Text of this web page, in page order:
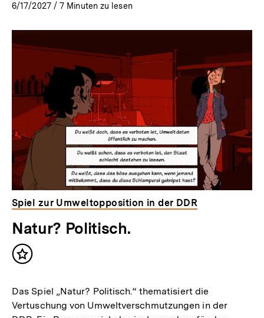
6/17/2027 / 7 Minuten zu lesen
Spiel zur Umweltopposition in der DDR
Natur? Politisch.
Inhalt
Das Spiel „Natur? Politisch.“ thematisiert die
Vertuschung von Umweltverschmutzungen in der